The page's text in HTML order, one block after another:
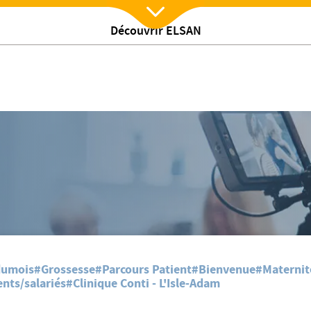
Découvrir ELSAN
Nx:Afficher menu
Ouvertes MATERNITÉ - 23 Mars 2024
#Grossesse#Parcours Patient#Bienvenue
salariés#Clinique Conti - L'Isle-Adam